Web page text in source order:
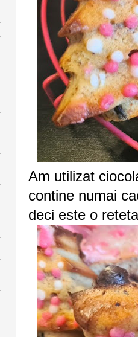
Am utilizat
contine numai
deci este o